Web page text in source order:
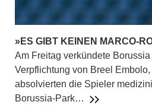
»ES GIBT KEINEN MARCO-
Am Freitag verkündete
Verpflichtung von Breel
absolvierten die Spieler
Borussia-Park…